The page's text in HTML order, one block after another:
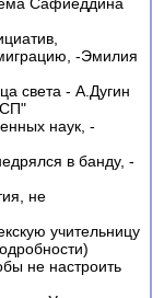
-Эмилия
света - А.Дугин
наук, -
в банду, -
не
учительницу
не настроить